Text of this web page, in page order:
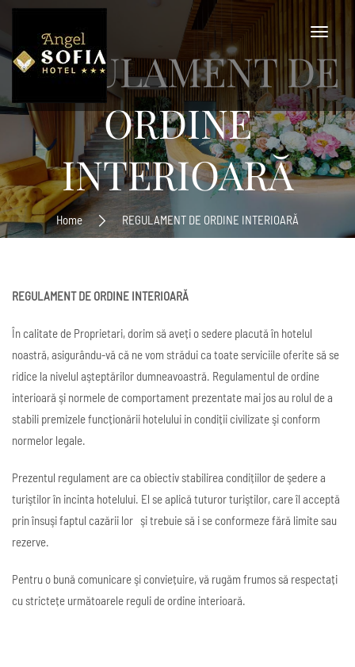
REGULAMENT DE
ORDINE
INTERIOARĂ
Home REGULAMENT DE ORDINE INTERIOARĂ
REGULAMENT DE ORDINE INTERIOARĂ
În calitate de Proprietari, dorim să aveți o sedere placută în hotelul
noastră, asigurându-vă că ne vom strădui ca toate serviciile oferite să se
ridice la nivelul aşteptărilor dumneavoastră. Regulamentul de ordine
interioară şi normele de comportament prezentate mai jos au rolul de a
stabili premizele funcționării hotelului in condiții civilizate şi conform
normelor legale.
Prezentul regulament are ca obiectiv stabilirea condițiilor de şedere a
turiştilor în incinta hotelului. El se aplică tuturor turiştilor, care îl acceptă
prin însuşi faptul cazării lor şi trebuie să i se conformeze fără limite sau
rezerve.
Pentru o bună comunicare şi conviețuire, vă rugăm frumos să respectați
cu strictețe următoarele reguli de ordine interioară.